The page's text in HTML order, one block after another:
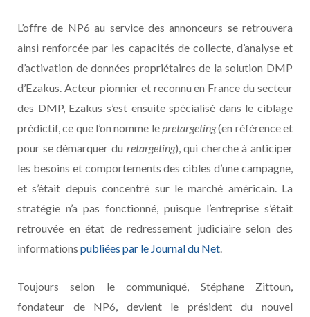
L’offre de NP6 au service des annonceurs se retrouvera
ainsi renforcée par les capacités de collecte, d’analyse et
d’activation de données propriétaires de la solution DMP
d’Ezakus. Acteur pionnier et reconnu en France du secteur
des DMP, Ezakus s’est ensuite spécialisé dans le ciblage
prédictif, ce que l’on nomme le pretargeting(en référence et
pour se démarquer du retargeting), qui cherche à anticiper
les besoins et comportements des cibles d’une campagne,
et s’était depuis concentré sur le marché américain. La
stratégie n’a pas fonctionné, puisque l’entreprise s’était
retrouvée en état de redressement judiciaire selon des
informations publiées par le Journal du Net
Toujours selon le communiqué, Stéphane Zittoun,
fondateur de NP6, devient le président du nouvel